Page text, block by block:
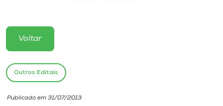
Atendimento ao Estudante
Portal de Ensino
Unoesc
Voltar
Outros Editais
Publicado em 31/07/2013